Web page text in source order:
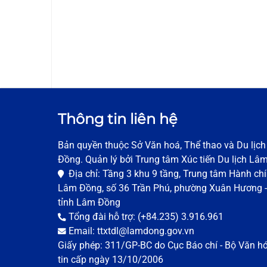
Thông tin liên hệ
Bản quyền thuộc Sở Văn hoá, Thể thao và Du
Đồng. Quản lý bởi Trung tâm Xúc tiến Du lịch
Địa chỉ: Tầng 3 khu 9 tầng, Trung tâm Hành
Lâm Đồng, số 36 Trần Phú, phường Xuân Hương
tỉnh Lâm Đồng
Tổng đài hỗ trợ: (+84.235) 3.916.961
Email: ttxtdl@lamdong.gov.vn
Giấy phép: 311/GP-BC do Cục Báo chí - Bộ Văn
tin cấp ngày 13/10/2006